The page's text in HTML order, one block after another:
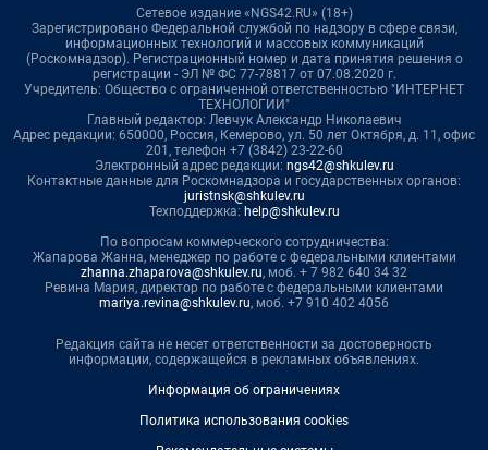
Сетевое издание «NGS42.RU» (18+)
Зарегистрировано Федеральной службой по надзору в сфере связи,
информационных технологий и массовых коммуникаций
(Роскомнадзор). Регистрационный номер и дата принятия решения о
регистрации - ЭЛ № ФС 77-78817 от 07.08.2020 г.
Учредитель: Общество с ограниченной ответственностью "ИНТЕРНЕТ
ТЕХНОЛОГИИ"
Главный редактор: Левчук Александр Николаевич
Адрес редакции: 650000, Россия, Кемерово, ул. 50 лет Октября, д. 11, офис
201, телефон +7 (3842) 23-22-60
Электронный адрес редакции: ngs42@shkulev.ru
Контактные данные для Роскомнадзора и государственных органов:
juristnsk@shkulev.ru
Техподдержка: help@shkulev.ru
По вопросам коммерческого сотрудничества:
Жапарова Жанна, менеджер по работе с федеральными клиентами
zhanna.zhaparova@shkulev.ru, моб. + 7 982 640 34 32
Ревина Мария, директор по работе с федеральными клиентами
mariya.revina@shkulev.ru, моб. +7 910 402 4056
Редакция сайта не несет ответственности за достоверность
информации, содержащейся в рекламных объявлениях.
Информация об ограничениях
Политика использования cookies